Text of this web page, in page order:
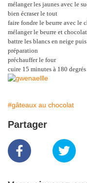
mélanger les jaunes avec le
bien écraser le tout
faire fondre le beurre avec le
mélanger le beurre et
battre les blancs en neige
préparation
préchauffer le four
cuire 15 minutes à 180 degrés
#gâteaux au chocolat
Partager